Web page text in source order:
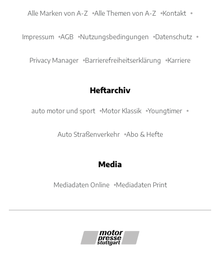
Alle Marken von A-Z Alle Themen von A-Z Kontakt
Impressum AGB Nutzungsbedingungen Datenschutz
Privacy Manager Barrierefreiheitserklärung Karriere
Heftarchiv
auto motor und sport Motor Klassik Youngtimer
Auto Straßenverkehr Abo & Hefte
Media
Mediadaten Online Mediadaten Print